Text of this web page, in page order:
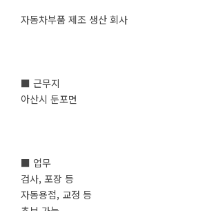
자동차부품 제조 생산 회사
■ 근무지
아산시 둔포면
■ 업무
검사, 포장 등
자동용접, 교정 등